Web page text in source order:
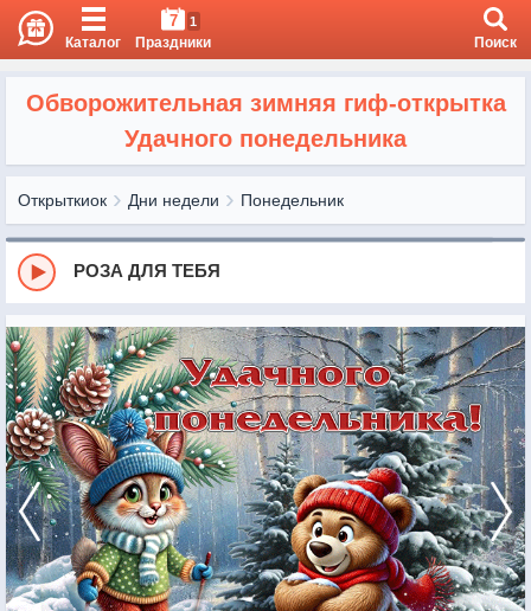
Каталог
7 1
Праздники Поиск
Обворожительная зимняя гиф-открытка
Удачного понедельника
Открыткиок Дни недели Понедельник
РОЗА ДЛЯ ТЕБЯ